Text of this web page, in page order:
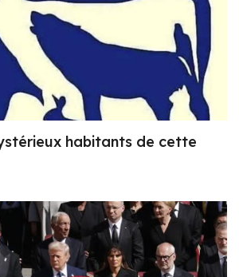
habitants de cette